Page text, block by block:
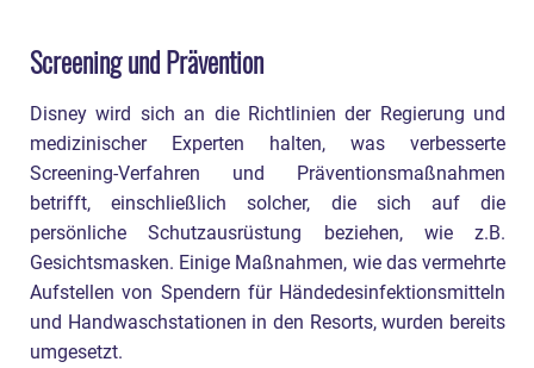
Screening und Prävention
Disney wird sich an die Richtlinien der Regierung und
medizinischer Experten halten, was verbesserte
Screening-Verfahren und Präventionsmaßnahmen
betrifft, einschließlich solcher, die sich auf die
persönliche Schutzausrüstung beziehen, wie z.B.
Gesichtsmasken. Einige Maßnahmen, wie das vermehrte
Aufstellen von Spendern für Händedesinfektionsmitteln
und Handwaschstationen in den Resorts, wurden bereits
umgesetzt.